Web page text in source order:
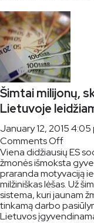
Šimtai milijonų,
Lietuvoje
January 12, 2015 4:05
Comments Offon
Šimtai
skirtų
Viena didžiausių ES
žmonės išmoksta
praranda motyvaciją
milžiniškas lėšas. Už
sistema, kuri jaunam
tinkamą darbo
Lietuvos